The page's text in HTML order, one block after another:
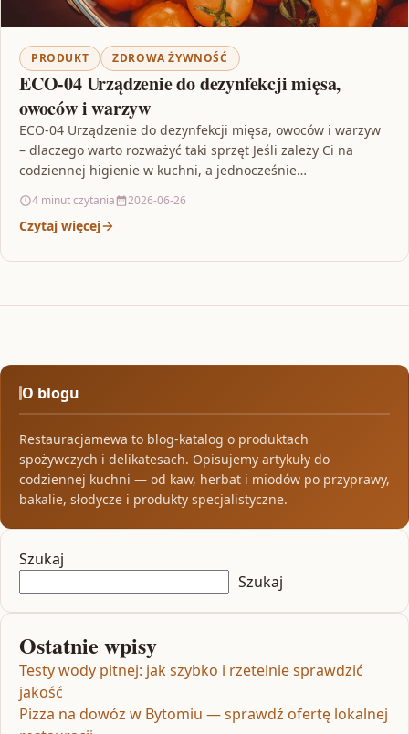
PRODUKT ZDROWA ŻYWNOŚĆ
ECO-04 Urządzenie do dezynfekcji mięsa,
owoców i warzyw
ECO-04 Urządzenie do dezynfekcji mięsa, owoców i warzyw
– dlaczego warto rozważyć taki sprzęt Jeśli zależy Ci na
codziennej higienie w kuchni, a jednocześnie…
4 minut czytania 2026-06-26
Czytaj więcej
O blogu
Restauracjamewa to blog-katalog o produktach
spożywczych i delikatesach. Opisujemy artykuły do
codziennej kuchni — od kaw, herbat i miodów po przyprawy,
bakalie, słodycze i produkty specjalistyczne.
Szukaj
Szukaj
Ostatnie wpisy
Testy wody pitnej: jak szybko i rzetelnie sprawdzić
jakość
Pizza na dowóz w Bytomiu — sprawdź ofertę lokalnej